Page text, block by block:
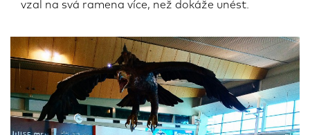
vzal na svá ramena více, než dokáže unést.